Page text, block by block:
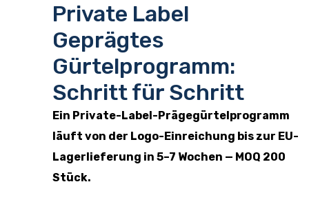
Private Label
Geprägtes
Gürtelprogramm:
Schritt für Schritt
Ein Private-Label-Prägegürtelprogramm
läuft von der Logo-Einreichung bis zur EU-
Lagerlieferung in 5–7 Wochen — MOQ 200
Stück.